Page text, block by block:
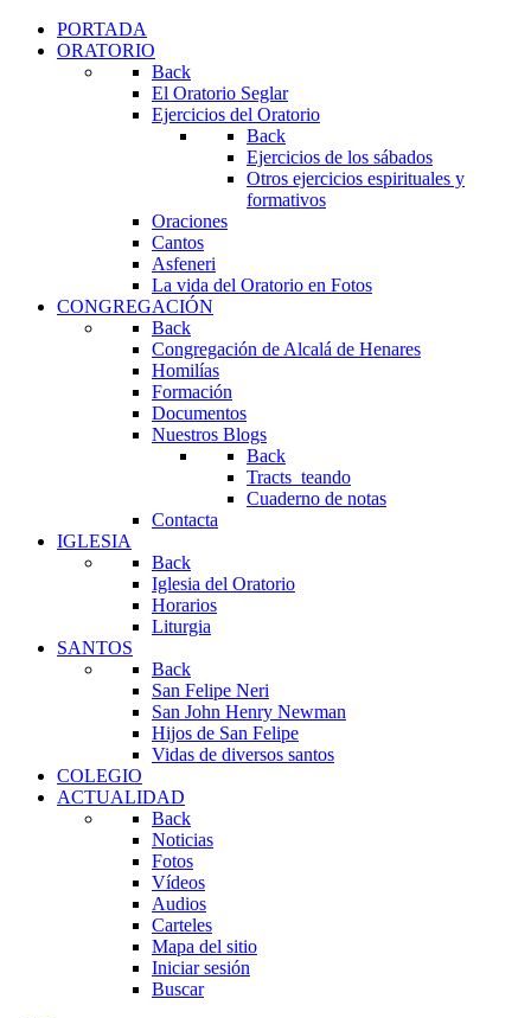
PORTADA
ORATORIO
Back
El Oratorio Seglar
Ejercicios del Oratorio
Back
Ejercicios de los sábados
Otros ejercicios espirituales y
formativos
Oraciones
Cantos
Asfeneri
La vida del Oratorio en Fotos
CONGREGACIÓN
Back
Congregación de Alcalá de Henares
Homilías
Formación
Documentos
Nuestros Blogs
Back
Tracts_teando
Cuaderno de notas
Contacta
IGLESIA
Back
Iglesia del Oratorio
Horarios
Liturgia
SANTOS
Back
San Felipe Neri
San John Henry Newman
Hijos de San Felipe
Vidas de diversos santos
COLEGIO
ACTUALIDAD
Back
Noticias
Fotos
Vídeos
Audios
Carteles
Mapa del sitio
Iniciar sesión
Buscar